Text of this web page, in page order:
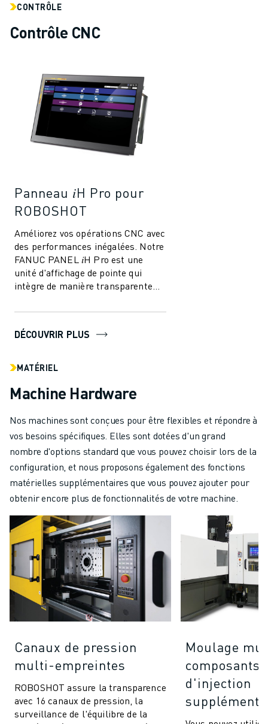
CONTRÔLE
Contrôle CNC
Panneau 𝑖H Pro pour
ROBOSHOT
Améliorez vos opérations CNC avec
des performances inégalées. Notre
FANUC PANEL 𝑖H Pro est une
unité d'affichage de pointe qui
intègre de manière transparente
CNC,...
DÉCOUVRIR PLUS
MATÉRIEL
Machine Hardware
Nos machines sont conçues pour être flexibles et répondre à
vos besoins spécifiques. Elles sont dotées d'un grand
nombre d'options standard que vous pouvez choisir lors de la
configuration, et nous proposons également des fonctions
matérielles supplémentaires que vous pouvez ajouter pour
obtenir encore plus de fonctionnalités de votre machine.
Canaux de pression
multi-empreintes
ROBOSHOT assure la transparence
avec 16 canaux de pression, la
surveillance de l'équilibre de la
Moulage
composants
d'injection